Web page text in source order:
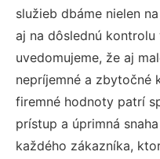
služieb dbáme nielen
aj na dôslednú
uvedomujeme, že aj
nepríjemné a zbytočné
firemné hodnoty patrí
prístup a úprimná
každého zákazníka,